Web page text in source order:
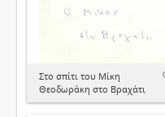
Στο σπίτι του Μίκη
Θεοδωράκη στο Βραχάτι